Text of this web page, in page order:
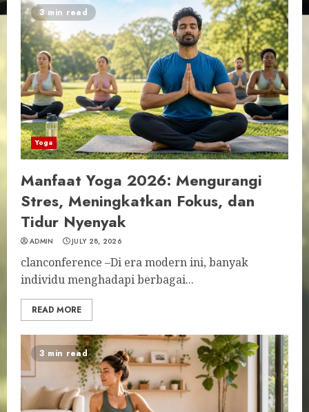
3 min read
Yoga
Manfaat Yoga 2026: Mengurangi
Stres, Meningkatkan Fokus, dan
Tidur Nyenyak
ADMIN JULY 28, 2026
clanconference –Di era modern ini, banyak
individu menghadapi berbagai...
READ MORE
3 min read